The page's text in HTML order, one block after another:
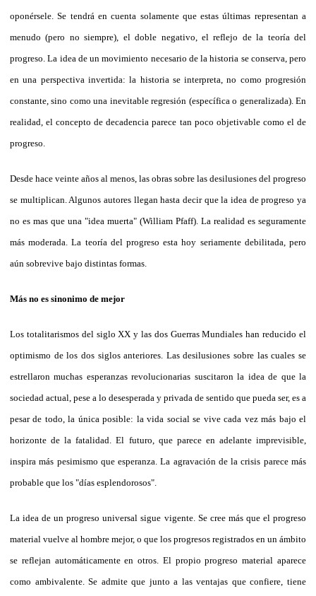
oponérsele. Se tendrá en cuenta solamente que estas últimas representan a
menudo (pero no siempre), el doble negativo, el reflejo de la teoría del
progreso. La idea de un movimiento necesario de la historia se conserva, pero
en una perspectiva invertida: la historia se interpreta, no como progresión
constante, sino como una inevitable regresión (específica o generalizada). En
realidad, el concepto de decadencia parece tan poco objetivable como el de
progreso.
Desde hace veinte años al menos, las obras sobre las desilusiones del progreso
se multiplican. Algunos autores llegan hasta decir que la idea de progreso ya
no es mas que una "idea muerta" (William Pfaff). La realidad es seguramente
más moderada. La teoría del progreso esta hoy seriamente debilitada, pero
aún sobrevive bajo distintas formas.
Más no es sinonimo de mejor
Los totalitarismos del siglo XX y las dos Guerras Mundiales han reducido el
optimismo de los dos siglos anteriores. Las desilusiones sobre las cuales se
estrellaron muchas esperanzas revolucionarias suscitaron la idea de que la
sociedad actual, pese a lo desesperada y privada de sentido que pueda ser, es a
pesar de todo, la única posible: la vida social se vive cada vez más bajo el
horizonte de la fatalidad. El futuro, que parece en adelante imprevisible,
inspira más pesimismo que esperanza. La agravación de la crisis parece más
probable que los "días esplendorosos".
La idea de un progreso universal sigue vigente. Se cree más que el progreso
material vuelve al hombre mejor, o que los progresos registrados en un ámbito
se reflejan automáticamente en otros. El propio progreso material aparece
como ambivalente. Se admite que junto a las ventajas que confiere, tiene